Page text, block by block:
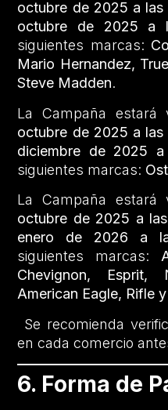
octubre de 2025 a las
octubre de 2025 a
siguientes marcas:
Mario Hernandez,
Steve Madden.
La Campaña estará
octubre de 2025 a las
diciembre de 2025 a
siguientes marcas:
La Campaña estará
octubre de 2025 a
enero de 2026 a
siguientes marcas:
Chevignon, Esprit,
American Eagle, Rifle
Se recomienda
en cada comercio
6. Forma de